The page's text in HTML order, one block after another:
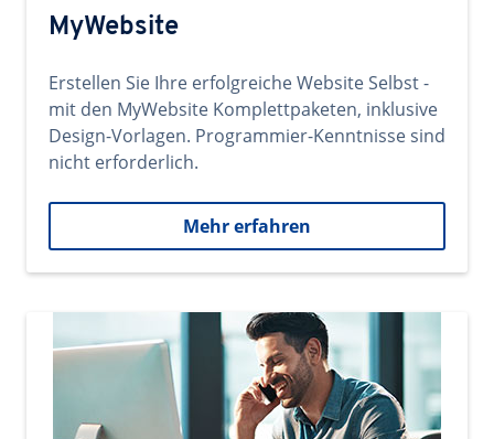
MyWebsite
Erstellen Sie Ihre erfolgreiche Website Selbst -
mit den MyWebsite Komplettpaketen, inklusive
Design-Vorlagen. Programmier-Kenntnisse sind
nicht erforderlich.
Mehr erfahren